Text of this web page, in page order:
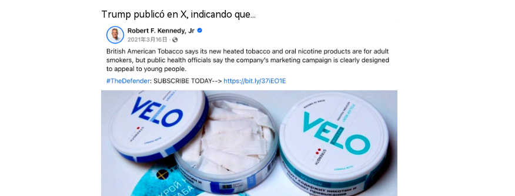
Trump publicó en X, indicando que...